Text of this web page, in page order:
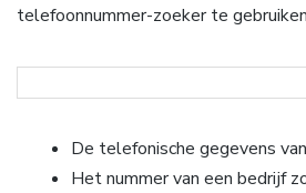
telefoonnummer-zoeker te
De telefonische gegevens
Het nummer van een bedrijf